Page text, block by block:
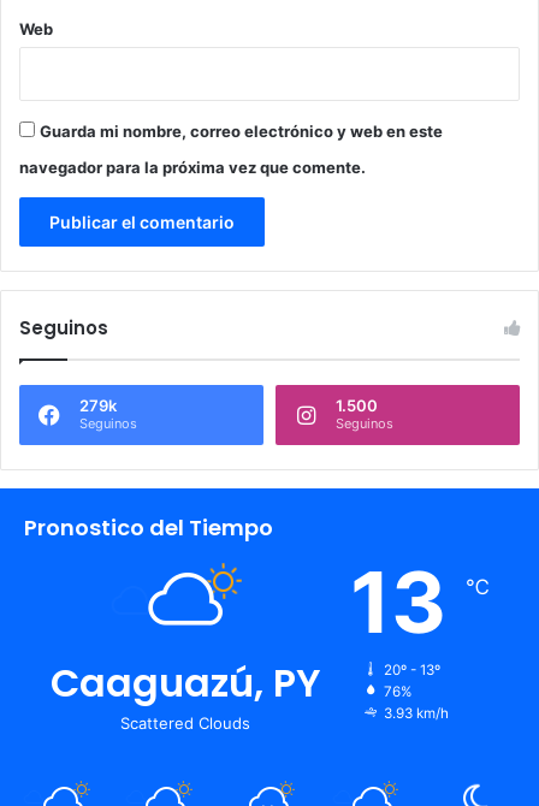
Web
Guarda mi nombre, correo electrónico y web en este
navegador para la próxima vez que comente.
Seguinos
279k
Seguinos
1.500
Seguinos
Pronostico del Tiempo
Caaguazú, PY
Scattered Clouds
13 ℃
20º - 13º
76%
3.93 km/h